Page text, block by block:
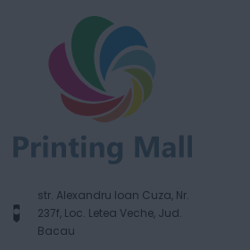
str. Alexandru Ioan Cuza, Nr.
237f, Loc. Letea Veche, Jud.
Bacau